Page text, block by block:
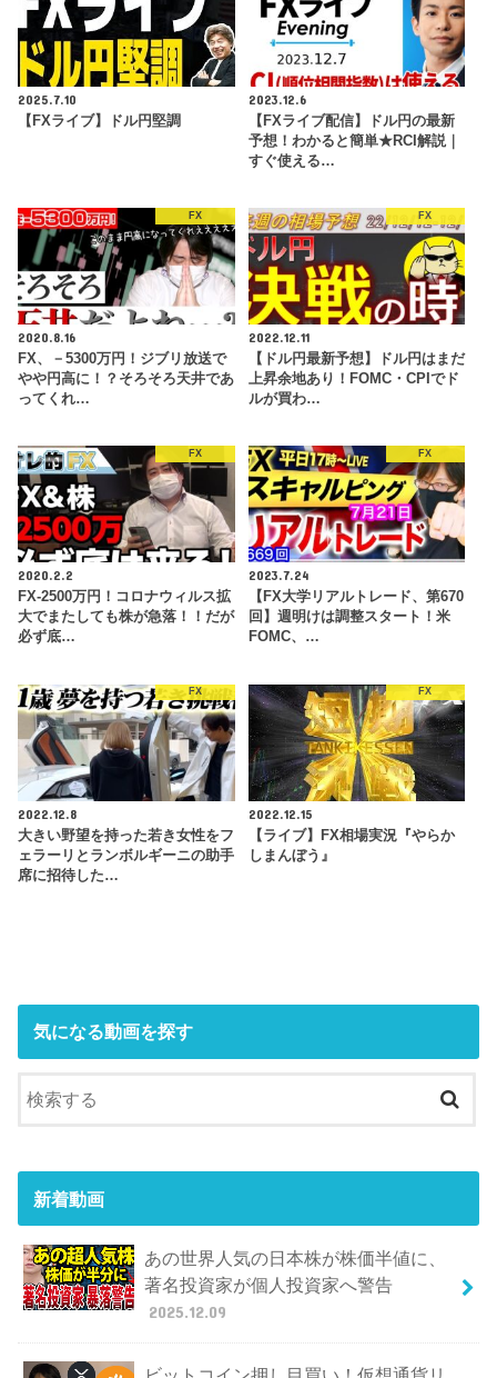
2025.7.10
【FXライブ】ドル円堅調
2023.12.6
【FXライブ配信】ドル円の最新
予想！わかると簡単★RCI解説｜
すぐ使える…
FX
2020.8.16
FX、－5300万円！ジブリ放送で
やや円高に！？そろそろ天井であ
ってくれ…
FX
2022.12.11
【ドル円最新予想】ドル円はまだ
上昇余地あり！FOMC・CPIでド
ルが買わ…
FX
2020.2.2
FX-2500万円！コロナウィルス拡
大でまたしても株が急落！！だが
必ず底…
FX
2023.7.24
【FX大学リアルトレード、第670
回】週明けは調整スタート！米
FOMC、…
FX
2022.12.8
大きい野望を持った若き女性をフ
ェラーリとランボルギーニの助手
席に招待した…
FX
2022.12.15
【ライブ】FX相場実況『やらか
しまんぼう』
気になる動画を探す
新着動画
あの世界人気の日本株が株価半値に、
著名投資家が個人投資家へ警告
2025.12.09